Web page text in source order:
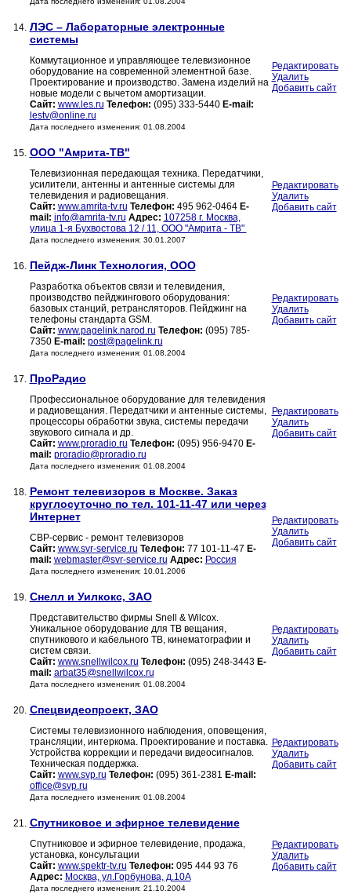
14. ЛЭС – Лабораторные электронные
системы
Коммутационное и управляющее телевизионное
оборудование на современной элементной базе.
Проектирование и производство. Замена изделий на
новые модели с вычетом амортизации.
Сайт: www.les.ru Телефон: (095) 333-5440 E-mail:
lestv@online.ru
Дата последнего изменения: 01.08.2004
Редактировать
Удалить
Добавить сайт
15. ООО "Амрита-ТВ"
Телевизионная передающая техника. Передатчики,
усилители, антенны и антенные системы для
телевидения и радиовещания.
Сайт: www.amrita-tv.ru Телефон: 495 962-0464 E-
mail: info@amrita-tv.ru Адрес: 107258 г. Москва,
улица 1-я Бухвостова 12 / 11, ООО "Амрита - ТВ"
Дата последнего изменения: 30.01.2007
Редактировать
Удалить
Добавить сайт
16. Пейдж-Линк Технология, ООО
Разработка объектов связи и телевидения,
производство пейджингового оборудования:
базовых станций, ретрансляторов. Пейджинг на
телефоны стандарта GSM.
Сайт: www.pagelink.narod.ru Телефон: (095) 785-
7350 E-mail: post@pagelink.ru
Дата последнего изменения: 01.08.2004
Редактировать
Удалить
Добавить сайт
17. ПроРадио
Профессиональное оборудование для телевидения
и радиовещания. Передатчики и антенные системы,
процессоры обработки звука, системы передачи
звукового сигнала и др.
Сайт: www.proradio.ru Телефон: (095) 956-9470 E-
mail: proradio@proradio.ru
Дата последнего изменения: 01.08.2004
Редактировать
Удалить
Добавить сайт
18. Ремонт телевизоров в Москве. Заказ
круглосуточно по тел. 101-11-47 или через
Интернет
СВР-сервис - ремонт телевизоров
Сайт: www.svr-service.ru Телефон: 77 101-11-47 E-
mail: webmaster@svr-service.ru Адрес: Россия
Дата последнего изменения: 10.01.2006
Редактировать
Удалить
Добавить сайт
19. Снелл и Уилкокс, ЗАО
Представительство фирмы Snell & Wilcox.
Уникальное оборудование для ТВ вещания,
спутникового и кабельного ТВ, кинематографии и
систем связи.
Сайт: www.snellwilcox.ru Телефон: (095) 248-3443 E-
mail: arbat35@snellwilcox.ru
Дата последнего изменения: 01.08.2004
Редактировать
Удалить
Добавить сайт
20. Спецвидеопроект, ЗАО
Системы телевизионного наблюдения, оповещения,
трансляции, интеркома. Проектирование и поставка.
Устройства коррекции и передачи видеосигналов.
Техническая поддержка.
Сайт: www.svp.ru Телефон: (095) 361-2381 E-mail:
office@svp.ru
Дата последнего изменения: 01.08.2004
Редактировать
Удалить
Добавить сайт
21. Спутниковое и эфирное телевидение
Спутниковое и эфирное телевидение, продажа,
установка, консультации
Сайт: www.spektr-tv.ru Телефон: 095 444 93 76
Адрес: Москва, ул.Горбунова, д.10А
Дата последнего изменения: 21.10.2004
Редактировать
Удалить
Добавить сайт